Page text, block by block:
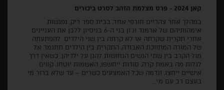
קאן 2024 - פרס מצלמת הזהב לסרט ביכורים
במהלך אחר צהריים חורפי אחד, בבית ספר ריק, נפגשות
אימהותיהם של ארמנד וג'ון בני ה-6 בניסיון ללבן את העניינים
אחרי תקרית שקרתה או לא קרתה בין שני הילדים. להפתעתה
של המורה המתווכת האבודה, התקרית בין הילדים תתגמד אל
מול הקרב בין שתי הנשים הנחושות להגן על ילדיהן. כשאין דרך
לגלות מה באמת קרה, סודות ייחשפו, האשמות יוטחו, קווים
אישיים ייחצו, ונדמה שכל האמצעים כשרים – עד שלא ברור מי
בעצם רב עם מי...